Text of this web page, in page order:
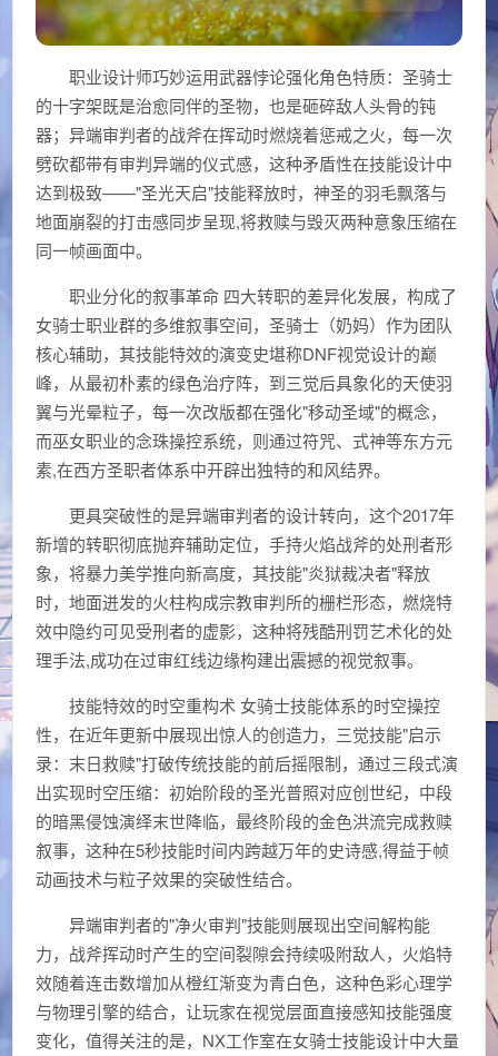
职业设计师巧妙运用武器悖论强化角色特质：圣骑士
的十字架既是治愈同伴的圣物，也是砸碎敌人头骨的钝
器；异端审判者的战斧在挥动时燃烧着惩戒之火，每一次
劈砍都带有审判异端的仪式感，这种矛盾性在技能设计中
达到极致——"圣光天启"技能释放时，神圣的羽毛飘落与
地面崩裂的打击感同步呈现,将救赎与毁灭两种意象压缩在
同一帧画面中。
职业分化的叙事革命 四大转职的差异化发展，构成了
女骑士职业群的多维叙事空间，圣骑士（奶妈）作为团队
核心辅助，其技能特效的演变史堪称DNF视觉设计的巅
峰，从最初朴素的绿色治疗阵，到三觉后具象化的天使羽
翼与光晕粒子，每一次改版都在强化"移动圣域"的概念，
而巫女职业的念珠操控系统，则通过符咒、式神等东方元
素,在西方圣职者体系中开辟出独特的和风结界。
更具突破性的是异端审判者的设计转向，这个2017年
新增的转职彻底抛弃辅助定位，手持火焰战斧的处刑者形
象，将暴力美学推向新高度，其技能"炎狱裁决者"释放
时，地面迸发的火柱构成宗教审判所的栅栏形态，燃烧特
效中隐约可见受刑者的虚影，这种将残酷刑罚艺术化的处
理手法,成功在过审红线边缘构建出震撼的视觉叙事。
技能特效的时空重构术 女骑士技能体系的时空操控
性，在近年更新中展现出惊人的创造力，三觉技能"启示
录：末日救赎"打破传统技能的前后摇限制，通过三段式演
出实现时空压缩：初始阶段的圣光普照对应创世纪，中段
的暗黑侵蚀演绎末世降临，最终阶段的金色洪流完成救赎
叙事，这种在5秒技能时间内跨越万年的史诗感,得益于帧
动画技术与粒子效果的突破性结合。
异端审判者的"净火审判"技能则展现出空间解构能
力，战斧挥动时产生的空间裂隙会持续吸附敌人，火焰特
效随着连击数增加从橙红渐变为青白色，这种色彩心理学
与物理引擎的结合，让玩家在视觉层面直接感知技能强度
变化，值得关注的是，NX工作室在女骑士技能设计中大量